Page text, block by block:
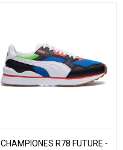
CHAMPIONES R78 FUTURE -